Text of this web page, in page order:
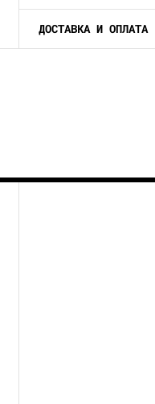
ДОСТАВКА И ОПЛАТА